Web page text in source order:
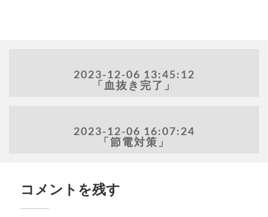
2023-12-06 13:45:12
「血抜き完了」
2023-12-06 16:07:24
「節電対策」
コメントを残す